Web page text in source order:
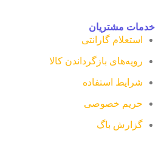
خدمات مشتریان
استعلام گارانتی
رویه‌های بازگرداندن کالا
شرایط استفاده
حریم خصوصی
گزارش باگ